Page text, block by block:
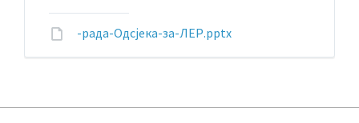
-рада-Одсјека-за-ЛЕР.pptx